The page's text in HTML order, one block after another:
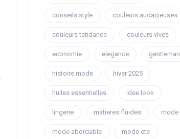
conseils style couleurs audacieuses
couleurs tendance couleurs vives
economie elegance gentleman
histoire mode hiver 2025
huiles essentielles idee look
lingerie matieres fluides mode
mode abordable mode ete